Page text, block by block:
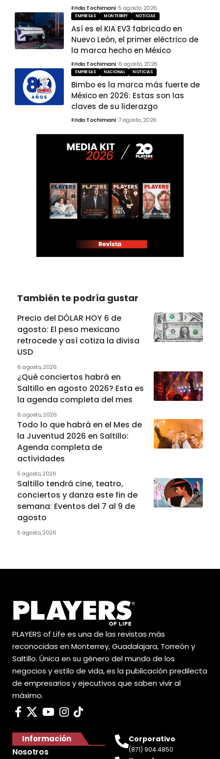
Frida Tochimani 5 agosto, 2026
EMPRESAS MONTERREY NOTICIAS
Así es el KIA EV3 fabricado en
Nuevo León, el primer eléctrico de
la marca hecho en México
Frida Tochimani 6 agosto, 2026
EMPRESAS NACIONAL NOTICIAS
Bimbo es la marca más fuerte de
México en 2026: Estas son las
claves de su liderazgo
Frida Tochimani 7 agosto, 2026
También te podría gustar
Precio del DÓLAR HOY 6 de
agosto: El peso mexicano
retrocede y así cotiza la divisa
USD
6 agosto, 2026
¿Qué conciertos habrá en
Saltillo en agosto 2026? Esta es
la agenda completa del mes
6 agosto, 2026
Todo lo que habrá en el Mes de
la Juventud 2026 en Saltillo:
Agenda completa de
actividades
5 agosto, 2026
Saltillo tendrá cine, teatro,
conciertos y danza este fin de
semana: Eventos del 7 al 9 de
agosto
5 agosto, 2026
PLAYERS of Life es una de las revistas más
reconocidas en Monterrey, Guadalajara, Torreón y
Saltillo. Única en su género del mundo de los
negocios y estilo de vida, es la publicación predilecta
de empresarios y ejecutivos que saben vivir al
máximo.
Información
Nosotros
Corporativo
(871) 904 4850